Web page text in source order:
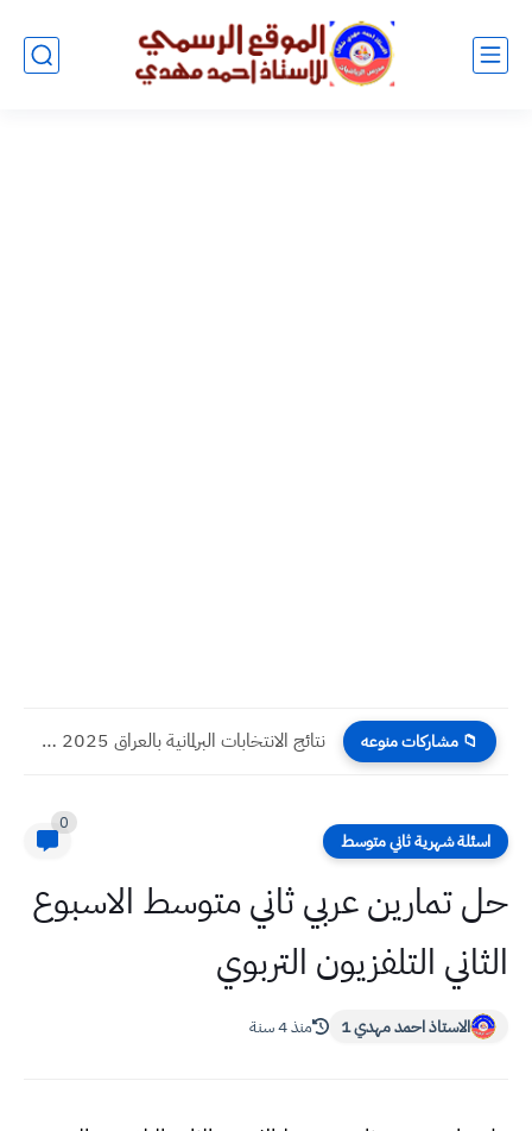
📁 مشاركات منوعه نتائج الانتخابات البرلمانية بالعراق 2025 ولجميع المحافظات
اسئلة شهرية ثاني متوسط
0
حل تمارين عربي ثاني متوسط الاسبوع
الثاني التلفزيون التربوي
الاستاذ احمد مهدي 1 منذ 4 سنة